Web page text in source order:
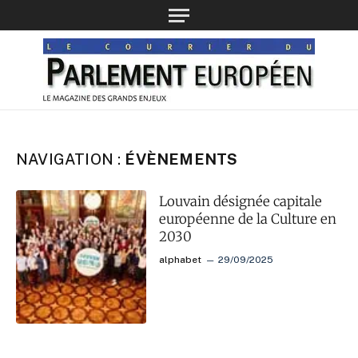
NAVIGATION : ÉVÈNEMENTS
Louvain désignée capitale
européenne de la Culture en
2030
alphabet 29/09/2025